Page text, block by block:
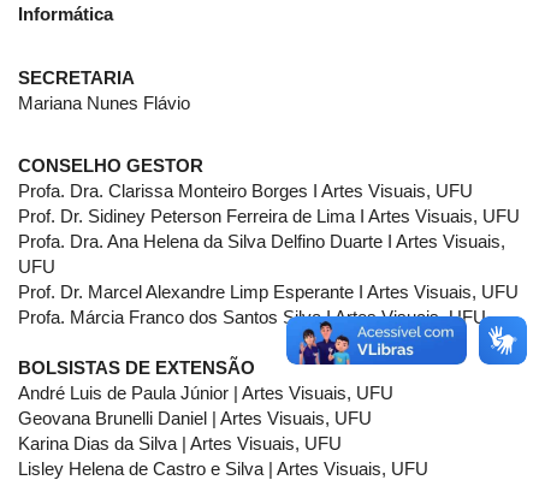
Informática
SECRETARIA
Mariana Nunes Flávio
CONSELHO GESTOR
Profa. Dra. Clarissa Monteiro Borges I Artes Visuais, UFU
Prof. Dr. Sidiney Peterson Ferreira de Lima I Artes Visuais, UFU
Profa. Dra. Ana Helena da Silva Delfino Duarte I Artes Visuais,
UFU
Prof. Dr. Marcel Alexandre Limp Esperante I Artes Visuais, UFU
Profa. Márcia Franco dos Santos Silva I Artes Visuais, UFU
BOLSISTAS DE EXTENSÃO
André Luis de Paula Júnior | Artes Visuais, UFU
Geovana Brunelli Daniel | Artes Visuais, UFU
Karina Dias da Silva | Artes Visuais, UFU
Lisley Helena de Castro e Silva | Artes Visuais, UFU